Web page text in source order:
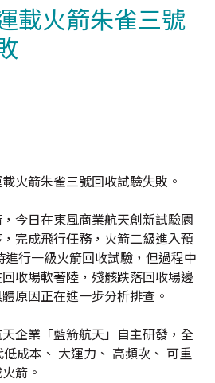
載火箭朱雀三號
火箭朱雀三號回收試驗失敗。
今日在東風商業航天創新試驗園
完成飛行任務，火箭二級進入預
行一級火箭回收試驗，但過程中
收場軟著陸，殘骸跌落回收場邊
原因正在進一步分析排查。
企業「藍箭航天」自主研發，全
成本、 大運力、 高頻次、 可重
箭。